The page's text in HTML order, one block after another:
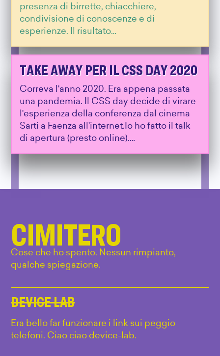
presenza di birrette, chiacchiere,
condivisione di conoscenze e di
esperienze. Il risultato…
TAKE AWAY PER IL CSS DAY 2020
Correva l'anno 2020. Era appena passata
una pandemia. Il CSS day decide di virare
l'esperienza della conferenza dal cinema
Sarti a Faenza all'internet.Io ho fatto il talk
di apertura (presto online).…
CIMITERO
Cose che ho spento. Nessun rimpianto,
qualche spiegazione.
DEVICE LAB
Era bello far funzionare i link sui peggio
telefoni. Ciao ciao device-lab.